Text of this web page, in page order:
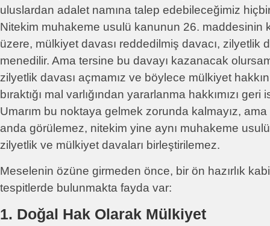
uluslardan adalet namına talep edebileceğimiz
Nitekim muhakeme usulü kanunun 26. maddesinin
üzere, mülkiyet davası reddedilmiş davacı, zilyetlik
menedilir. Ama tersine bu davayı kazanacak
zilyetlik davası açmamız ve böylece mülkiyet
bıraktığı mal varlığından yararlanma hakkımızı
Umarım bu noktaya gelmek zorunda kalmayız,
anda görülemez, nitekim yine aynı muhakeme
zilyetlik ve mülkiyet davaları birleştirilemez.
Meselenin özüne girmeden önce, bir ön hazırlık
tespitlerde bulunmakta fayda var:
1. Doğal Hak Olarak Mülkiyet